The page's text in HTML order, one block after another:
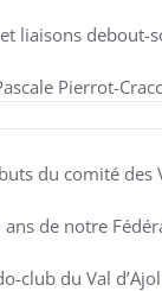
liaisons debout-
Pierrot-
du comité des
de notre
club du Val